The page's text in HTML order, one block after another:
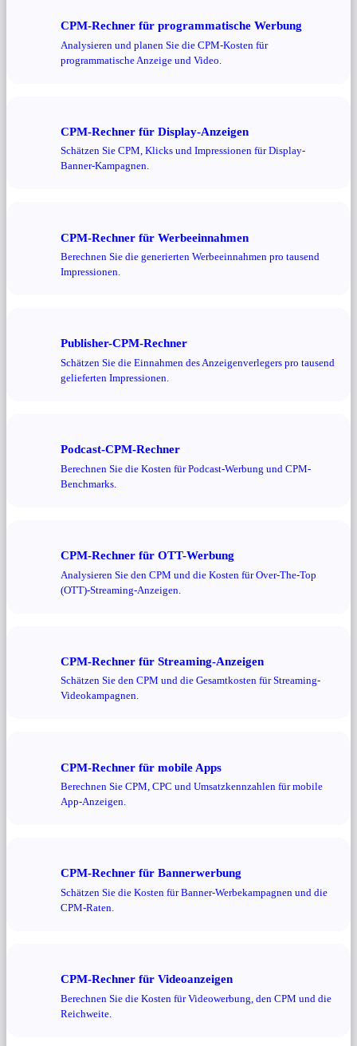
CPM-Rechner für programmatische Werbung
Analysieren und planen Sie die CPM-Kosten für
programmatische Anzeige und Video.
CPM-Rechner für Display-Anzeigen
Schätzen Sie CPM, Klicks und Impressionen für Display-
Banner-Kampagnen.
CPM-Rechner für Werbeeinnahmen
Berechnen Sie die generierten Werbeeinnahmen pro tausend
Impressionen.
Publisher-CPM-Rechner
Schätzen Sie die Einnahmen des Anzeigenverlegers pro tausend
gelieferten Impressionen.
Podcast-CPM-Rechner
Berechnen Sie die Kosten für Podcast-Werbung und CPM-
Benchmarks.
CPM-Rechner für OTT-Werbung
Analysieren Sie den CPM und die Kosten für Over-The-Top
(OTT)-Streaming-Anzeigen.
CPM-Rechner für Streaming-Anzeigen
Schätzen Sie den CPM und die Gesamtkosten für Streaming-
Videokampagnen.
CPM-Rechner für mobile Apps
Berechnen Sie CPM, CPC und Umsatzkennzahlen für mobile
App-Anzeigen.
CPM-Rechner für Bannerwerbung
Schätzen Sie die Kosten für Banner-Werbekampagnen und die
CPM-Raten.
CPM-Rechner für Videoanzeigen
Berechnen Sie die Kosten für Videowerbung, den CPM und die
Reichweite.